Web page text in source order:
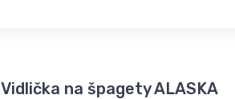
Vidlička na špagety ALASKA